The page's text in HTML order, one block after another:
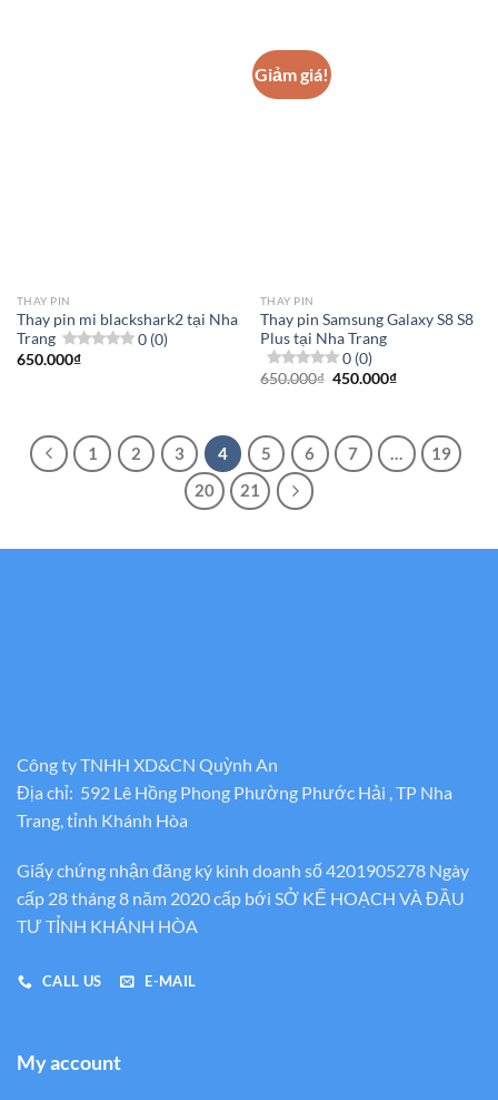
THAY PIN
Thay pin mi blackshark2 tại Nha
Trang
0 (0)
650.000₫
Giảm giá!
THAY PIN
Thay pin Samsung Galaxy S8 S8
Plus tại Nha Trang
0 (0)
650.000₫ Giá
450.000₫Giá
450.000₫.
1 2 3 4 5 6 7
19
20
21
Công ty TNHH XD&CN Quỳnh An
Địa chỉ: 592 Lê Hồng Phong Phường Phước Hải , TP Nha
Trang, tỉnh Khánh Hòa
Giấy chứng nhận đăng ký kinh doanh số 4201905278 Ngày
cấp 28 tháng 8 năm 2020 cấp bới SỞ KẾ HOẠCH VÀ ĐẦU
TƯ TỈNH KHÁNH HÒA
CALL US E-MAIL
My account